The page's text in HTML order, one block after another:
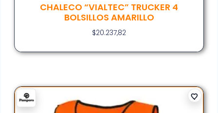
CHALECO “VIALTEC” TRUCKER 4
BOLSILLOS AMARILLO
$20.237,82